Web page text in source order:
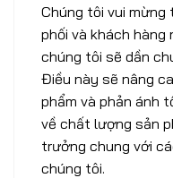
Chúng tôi vui mừng
phối và khách hàng
chúng tôi sẽ dần
Điều này sẽ nâng
phẩm và phản ánh
về chất lượng sản
trưởng chung với
chúng tôi.